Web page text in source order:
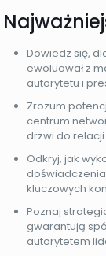
Dowiedz się,
ewoluował z
autorytetu i
Zrozum
centrum
drzwi do
Odkryj, jak
kluczowych
Poznaj
gwarantują
autorytetem